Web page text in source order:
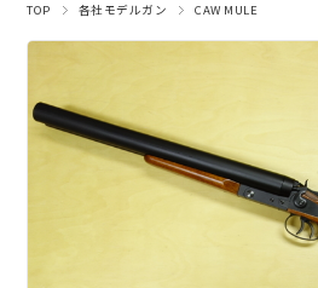
TOP 各社モデルガン CAW MULE